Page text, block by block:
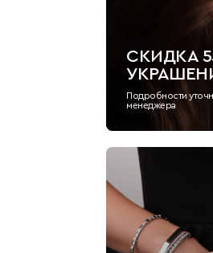
СКИДКА
Подробности
менеджера